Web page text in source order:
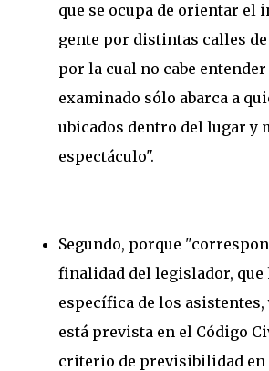
que se ocupa de orientar el
gente por distintas calles
por la cual no cabe
examinado sólo abarca a
ubicados dentro del lugar y
espectáculo".
Segundo, porque
finalidad del legislador, que
específica de los asistentes,
está prevista en el Código
criterio de previsibilidad en